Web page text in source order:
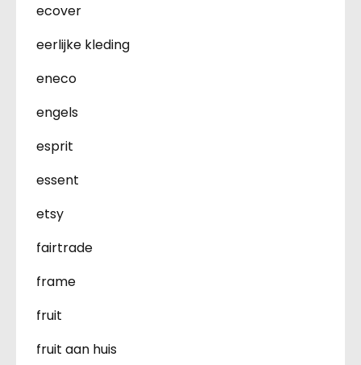
ecover
eerlijke kleding
eneco
engels
esprit
essent
etsy
fairtrade
frame
fruit
fruit aan huis